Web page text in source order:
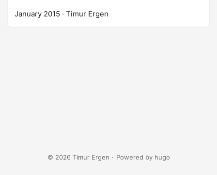
January 2015 · Timur Ergen
© 2026 Timur Ergen · Powered by hugo